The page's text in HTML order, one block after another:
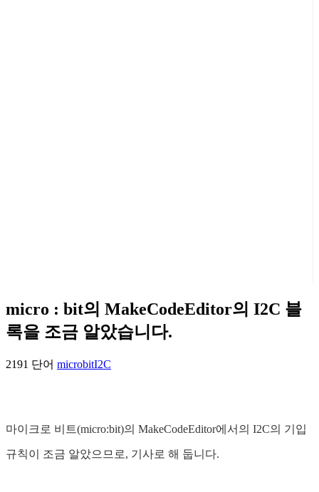
micro : bit의 MakeCodeEditor의 I2C 블
록을 조금 알았습니다.
2191 단어 microbitI2C
마이크로 비트(micro:bit)의 MakeCodeEditor에서의 I2C의 기입
규칙이 조금 알았으므로, 기사로 해 둡니다.